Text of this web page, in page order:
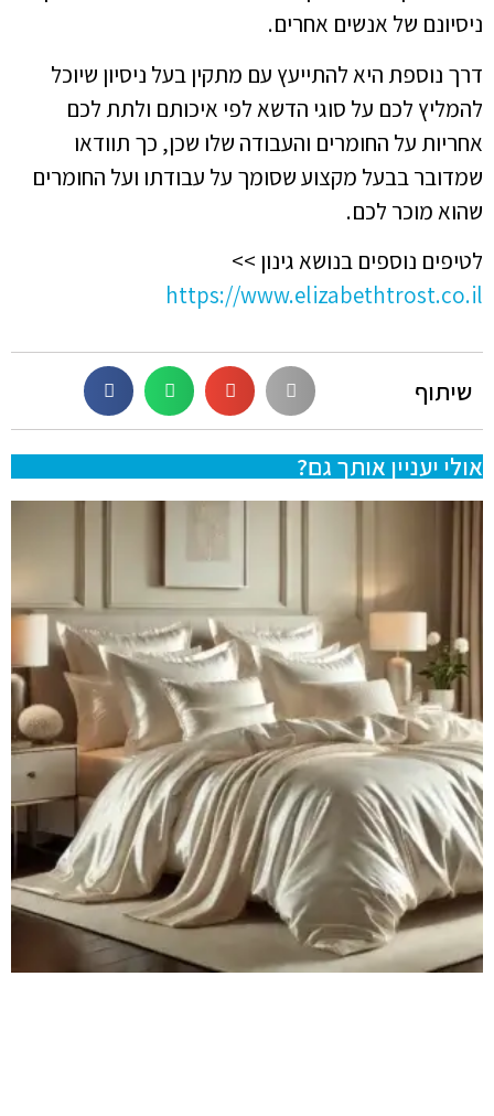
ניסיונם של אנשים אחרים.
דרך נוספת היא להתייעץ עם מתקין בעל ניסיון שיוכל
להמליץ לכם על סוגי הדשא לפי איכותם ולתת לכם
אחריות על החומרים והעבודה שלו שכן, כך תוודאו
שמדובר בבעל מקצוע שסומך על עבודתו ועל החומרים
שהוא מוכר לכם.
לטיפים נוספים בנושא גינון >>
https://www.elizabethtrost.co.il
שיתוף
אולי יעניין אותך גם?